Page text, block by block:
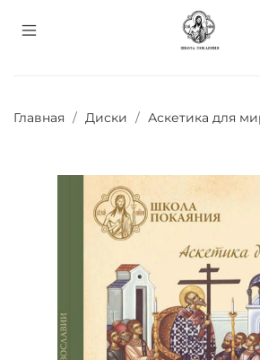
Главная Диски Аскетика для